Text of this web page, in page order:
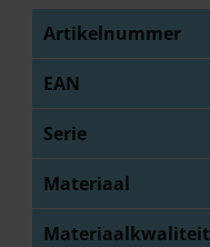
Artikelnummer
EAN
Serie
Materiaal
Materiaalkwaliteit